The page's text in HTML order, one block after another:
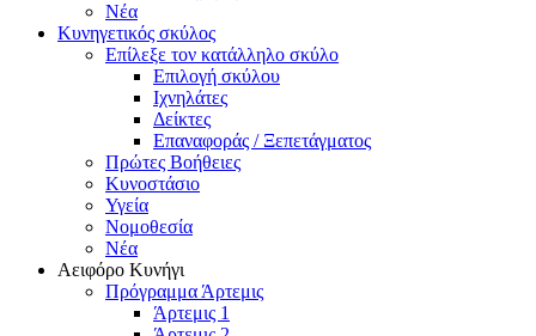
Νέα
Κυνηγετικός σκύλος
Επίλεξε τον κατάλληλο σκύλο
Επιλογή σκύλου
Ιχνηλάτες
Δείκτες
Επαναφοράς / Ξεπετάγματος
Πρώτες Βοήθειες
Κυνοστάσιο
Υγεία
Νομοθεσία
Νέα
Αειφόρο Κυνήγι
Πρόγραμμα Άρτεμις
Άρτεμις 1